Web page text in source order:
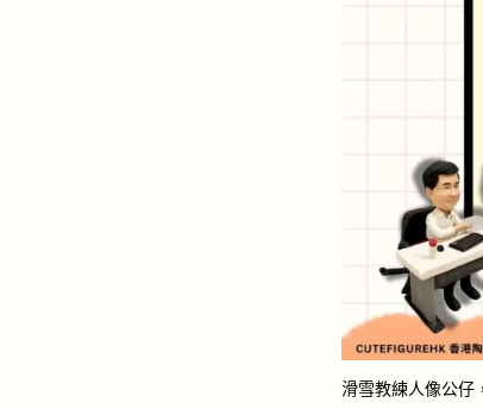
滑雪教練人像公仔